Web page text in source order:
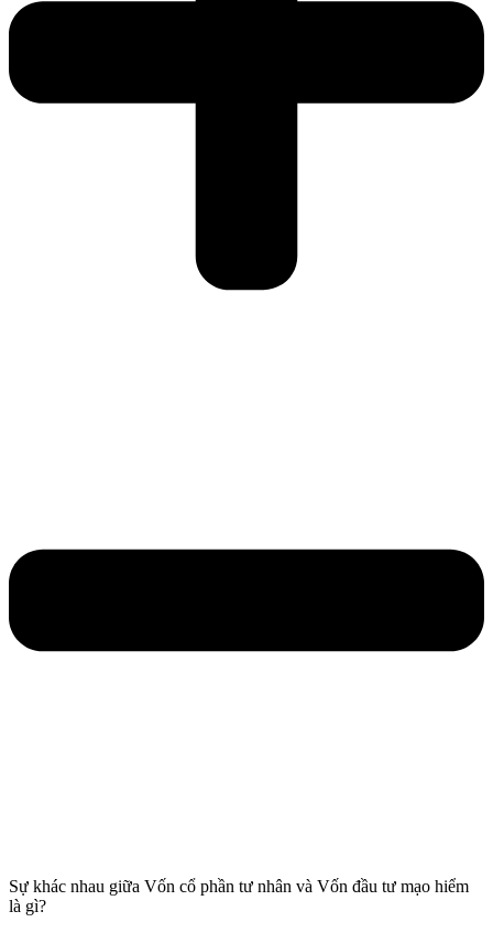
Sự khác nhau giữa Vốn cổ phần tư nhân và Vốn đầu tư mạo hiểm
là gì?